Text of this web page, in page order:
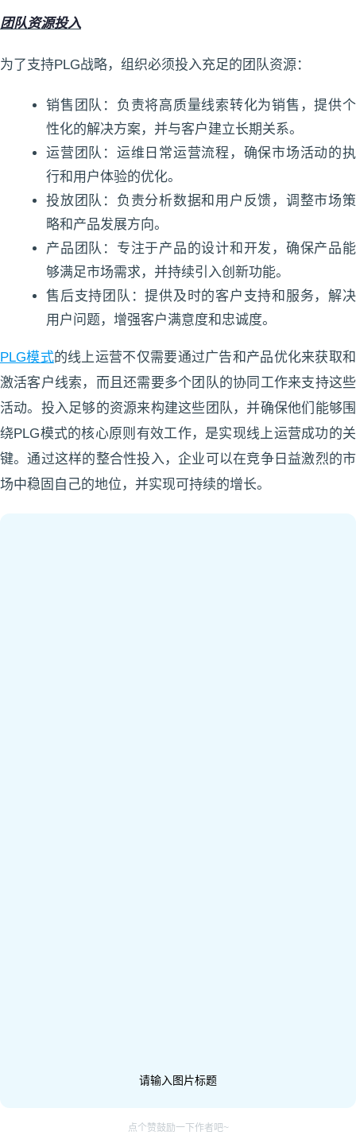
团队资源投入
为了支持PLG战略，组织必须投入充足的团队资源：
销售团队：负责将高质量线索转化为销售，提供个
性化的解决方案，并与客户建立长期关系。
运营团队：运维日常运营流程，确保市场活动的执
行和用户体验的优化。
投放团队：负责分析数据和用户反馈，调整市场策
略和产品发展方向。
产品团队：专注于产品的设计和开发，确保产品能
够满足市场需求，并持续引入创新功能。
售后支持团队：提供及时的客户支持和服务，解决
用户问题，增强客户满意度和忠诚度。
PLG模式的线上运营不仅需要通过广告和产品优化来获取和
激活客户线索，而且还需要多个团队的协同工作来支持这些
活动。投入足够的资源来构建这些团队，并确保他们能够围
绕PLG模式的核心原则有效工作，是实现线上运营成功的关
键。通过这样的整合性投入，企业可以在竞争日益激烈的市
场中稳固自己的地位，并实现可持续的增长。
请输入图片标题
点个赞鼓励一下作者吧~